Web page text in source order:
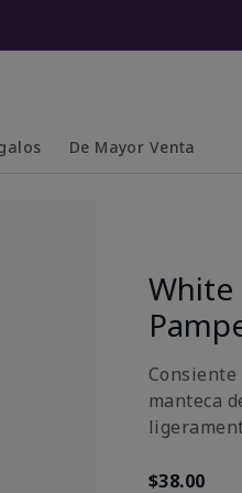
De Mayor Venta
White
Consiente
manteca
$38.00